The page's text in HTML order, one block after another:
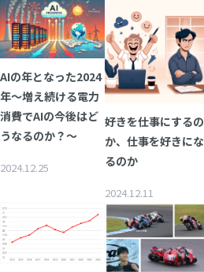
AIの年となった2024
年～増え続ける電力
消費でAIの今後はど
うなるのか？～
2024.12.25
好きを仕事にするの
か、仕事を好きにな
るのか
2024.12.11